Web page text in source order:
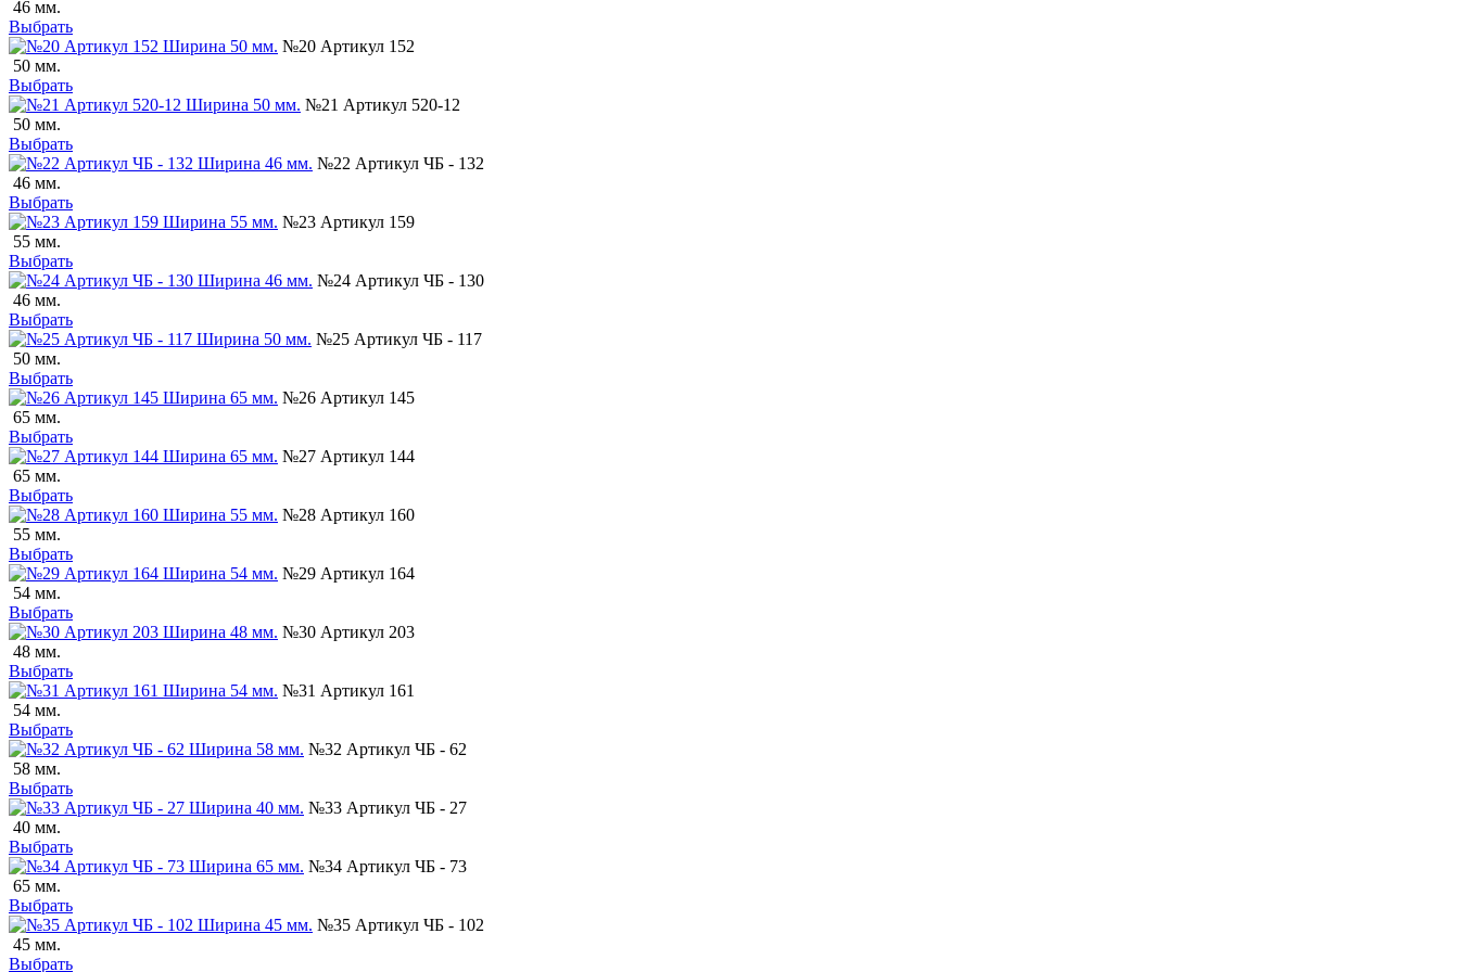
46 мм.
Выбрать
№20 Артикул 152
50 мм.
Выбрать
№21 Артикул 520-12
50 мм.
Выбрать
№22 Артикул ЧБ - 132
46 мм.
Выбрать
№23 Артикул 159
55 мм.
Выбрать
№24 Артикул ЧБ - 130
46 мм.
Выбрать
№25 Артикул ЧБ - 117
50 мм.
Выбрать
№26 Артикул 145
65 мм.
Выбрать
№27 Артикул 144
65 мм.
Выбрать
№28 Артикул 160
55 мм.
Выбрать
№29 Артикул 164
54 мм.
Выбрать
№30 Артикул 203
48 мм.
Выбрать
№31 Артикул 161
54 мм.
Выбрать
№32 Артикул ЧБ - 62
58 мм.
Выбрать
№33 Артикул ЧБ - 27
40 мм.
Выбрать
№34 Артикул ЧБ - 73
65 мм.
Выбрать
№35 Артикул ЧБ - 102
45 мм.
Выбрать